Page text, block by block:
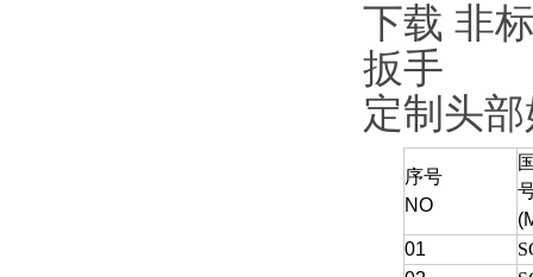
定制头
序号
NO
01